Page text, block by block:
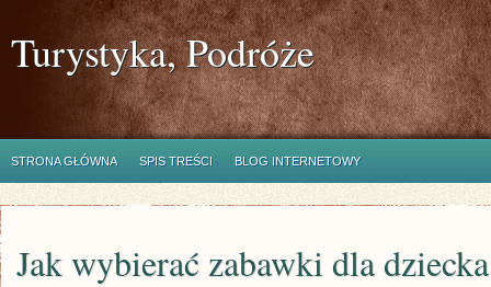
Turystyka, Podróże
STRONA GŁÓWNA SPIS TREŚCI BLOG INTERNETOWY
Jak wybierać zabawki dla dziecka